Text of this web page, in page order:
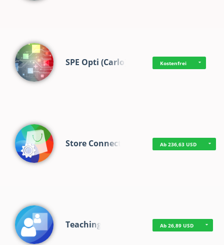
SPE Opti (Carlo) Kostenfrei
Store Connect Ab 236,63 USD
Teaching Ab 26,89 USD